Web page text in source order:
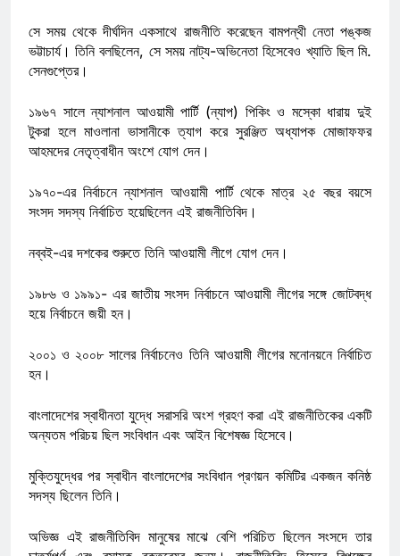
সে সময় থেকে দীর্ঘদিন একসাথে রাজনীতি করেছেন বামপন্থী নেতা পঙ্কজ
ভট্টাচার্য। তিনি বলছিলেন, সে সময় নাট্য-অভিনেতা হিসেবেও খ্যাতি ছিল মি.
সেনগুপ্তের।
১৯৬৭ সালে ন্যাশনাল আওয়ামী পার্টি (ন্যাপ) পিকিং ও মস্কো ধারায় দুই
টুকরা হলে মাওলানা ভাসানীকে ত্যাগ করে সুরঞ্জিত অধ্যাপক মোজাফফর
আহমদের নেতৃত্বাধীন অংশে যোগ দেন।
১৯৭০-এর নির্বাচনে ন্যাশনাল আওয়ামী পার্টি থেকে মাত্র ২৫ বছর বয়সে
সংসদ সদস্য নির্বাচিত হয়েছিলেন এই রাজনীতিবিদ।
নব্বই-এর দশকের শুরুতে তিনি আওয়ামী লীগে যোগ দেন।
১৯৮৬ ও ১৯৯১- এর জাতীয় সংসদ নির্বাচনে আওয়ামী লীগের সঙ্গে জোটবদ্ধ
হয়ে নির্বাচনে জয়ী হন।
২০০১ ও ২০০৮ সালের নির্বাচনেও তিনি আওয়ামী লীগের মনোনয়নে নির্বাচিত
হন।
বাংলাদেশের স্বাধীনতা যুদ্ধে সরাসরি অংশ গ্রহণ করা এই রাজনীতিকের একটি
অন্যতম পরিচয় ছিল সংবিধান এবং আইন বিশেষজ্ঞ হিসেবে।
মুক্তিযুদ্ধের পর স্বাধীন বাংলাদেশের সংবিধান প্রণয়ন কমিটির একজন কনিষ্ঠ
সদস্য ছিলেন তিনি।
অভিজ্ঞ এই রাজনীতিবিদ মানুষের মাঝে বেশি পরিচিত ছিলেন সংসদে তার